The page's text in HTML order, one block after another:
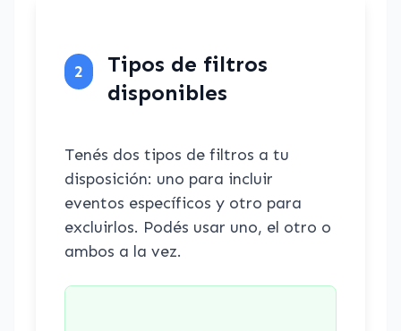
2
Tipos de filtros
disponibles
Tenés dos tipos de filtros a tu
disposición: uno para incluir
eventos específicos y otro para
excluirlos. Podés usar uno, el otro o
ambos a la vez.